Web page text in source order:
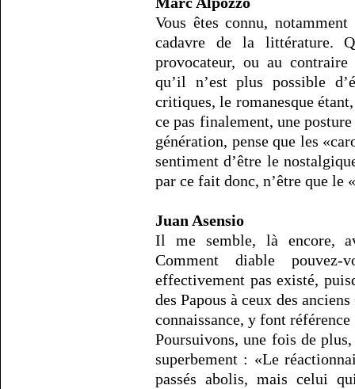
Vous êtes connu,
cadavre de la littérature.
provocateur, ou au
qu’il n’est plus possible
critiques, le romanesque
ce pas finalement, une
génération, pense que les
sentiment d’être le
par ce fait donc, n’être que le
Juan Asensio
Il me semble, là encore,
Comment diable
effectivement pas existé,
des Papous à ceux des
connaissance, y font référence
Poursuivons, une fois de
superbement : «Le
passés abolis, mais celui